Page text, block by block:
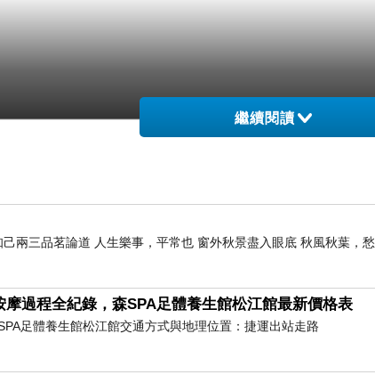
繼續閱讀
兩三品茗論道 人生樂事，平常也 窗外秋景盡入眼底 秋風秋葉，愁
過程全紀錄，森SPA足體養生館松江館最新價格表
足體養生館松江館交通方式與地理位置：捷運出站走路